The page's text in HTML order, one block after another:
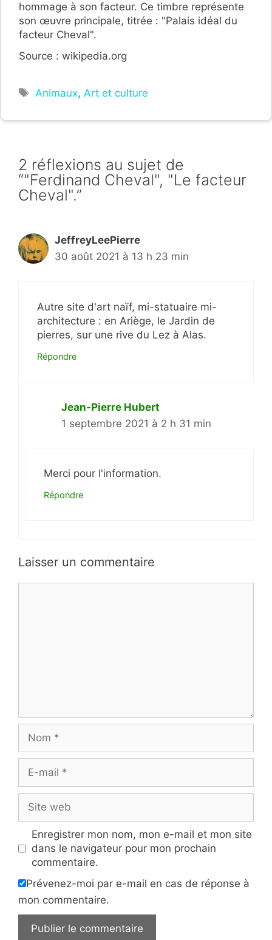
hommage à son facteur. Ce timbre représente
son œuvre principale, titrée : "Palais idéal du
facteur Cheval".
Source : wikipedia.org
Étiquettes
Animaux,Art et culture
2 réflexions au sujet de
“"Ferdinand Cheval", "Le facteur
Cheval".”
JeffreyLeePierre
30 août 2021 à 13 h 23 min
Autre site d'art naïf, mi-statuaire mi-
architecture : en Ariège, le Jardin de
pierres, sur une rive du Lez à Alas.
Répondre
Jean-Pierre Hubert
1 septembre 2021 à 2 h 31 min
Merci pour l'information.
Répondre
Laisser un commentaire
mail
web
Enregistrer mon nom, mon e-mail et mon site
dans le navigateur pour mon prochain
commentaire.
Prévenez-moi par e-mail en cas de réponse à
mon commentaire.